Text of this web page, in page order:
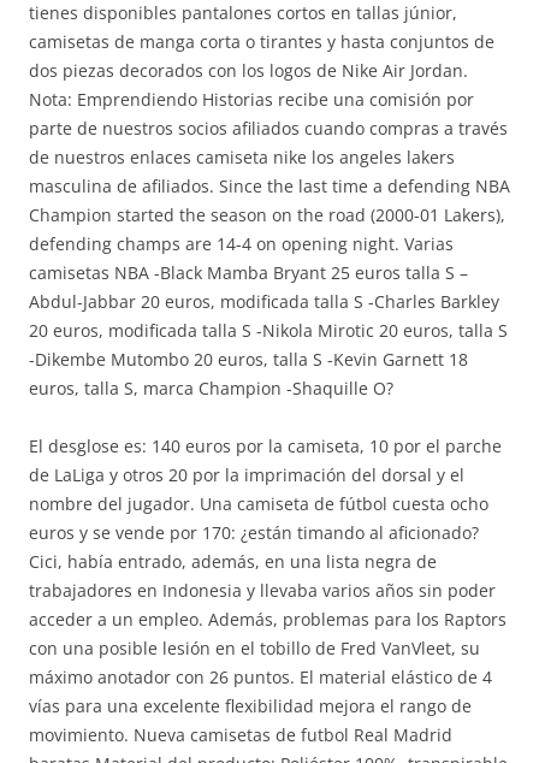
tienes disponibles pantalones cortos en tallas júnior,
camisetas de manga corta o tirantes y hasta conjuntos de
dos piezas decorados con los logos de Nike Air Jordan.
Nota: Emprendiendo Historias recibe una comisión por
parte de nuestros socios afiliados cuando compras a través
de nuestros enlaces camiseta nike los angeles lakers
masculina de afiliados. Since the last time a defending NBA
Champion started the season on the road (2000-01 Lakers),
defending champs are 14-4 on opening night. Varias
camisetas NBA -Black Mamba Bryant 25 euros talla S –
Abdul-Jabbar 20 euros, modificada talla S -Charles Barkley
20 euros, modificada talla S -Nikola Mirotic 20 euros, talla S
-Dikembe Mutombo 20 euros, talla S -Kevin Garnett 18
euros, talla S, marca Champion -Shaquille O?
El desglose es: 140 euros por la camiseta, 10 por el parche
de LaLiga y otros 20 por la imprimación del dorsal y el
nombre del jugador. Una camiseta de fútbol cuesta ocho
euros y se vende por 170: ¿están timando al aficionado?
Cici, había entrado, además, en una lista negra de
trabajadores en Indonesia y llevaba varios años sin poder
acceder a un empleo. Además, problemas para los Raptors
con una posible lesión en el tobillo de Fred VanVleet, su
máximo anotador con 26 puntos. El material elástico de 4
vías para una excelente flexibilidad mejora el rango de
movimiento. Nueva camisetas de futbol Real Madrid